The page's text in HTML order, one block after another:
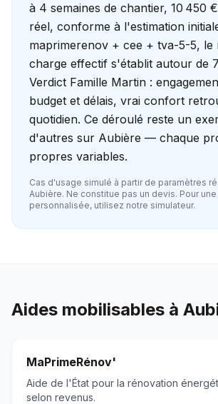
à 4 semaines de chantier, 10 450
réel, conforme à l'estimation
maprimerenov + cee + tva-5-5, le
charge effectif s'établit autour de
Verdict Famille Martin :
budget et délais, vrai confort
quotidien. Ce déroulé reste un
d'autres sur Aubière — chaque
propres variables.
Cas d'usage simulé à partir de paramètres
Aubière. Ne constitue pas un devis. Pour
personnalisée, utilisez notre simulateur.
Aides mobilisables à
MaPrimeRénov'
Aide de l'État pour la rénovation
selon revenus.